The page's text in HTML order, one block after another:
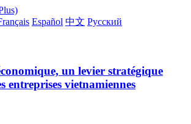
Español 中文 Русский
un levier stratégique
entreprises vietnamiennes